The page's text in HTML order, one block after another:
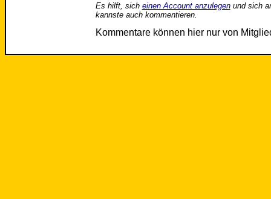
Es hilft, sich einen Account anzulegenund sich
kannste auch kommentieren.
Kommentare können hier nur von